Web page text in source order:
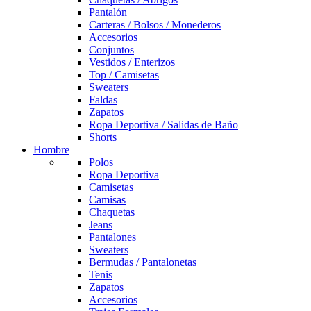
Pantalón
Carteras / Bolsos / Monederos
Accesorios
Conjuntos
Vestidos / Enterizos
Top / Camisetas
Sweaters
Faldas
Zapatos
Ropa Deportiva / Salidas de Baño
Shorts
Hombre
Polos
Ropa Deportiva
Camisetas
Camisas
Chaquetas
Jeans
Pantalones
Sweaters
Bermudas / Pantalonetas
Tenis
Zapatos
Accesorios